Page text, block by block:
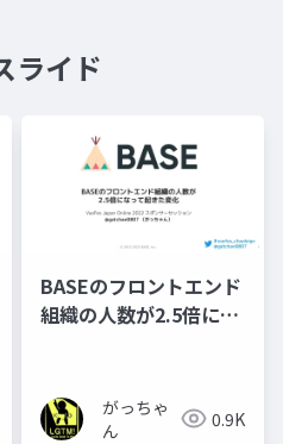
ライド
BASEのフロントエンド
組織の人数が2.5倍にな
がっちゃ
ん
0.9K